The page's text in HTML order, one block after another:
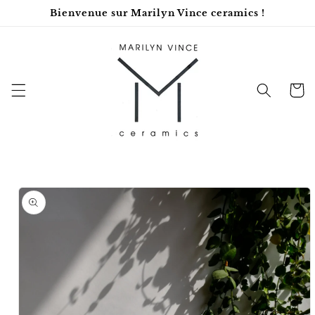
passerBienvenue sur Marilyn Vince ceramics !
Panier
Passer aux
informations
produits